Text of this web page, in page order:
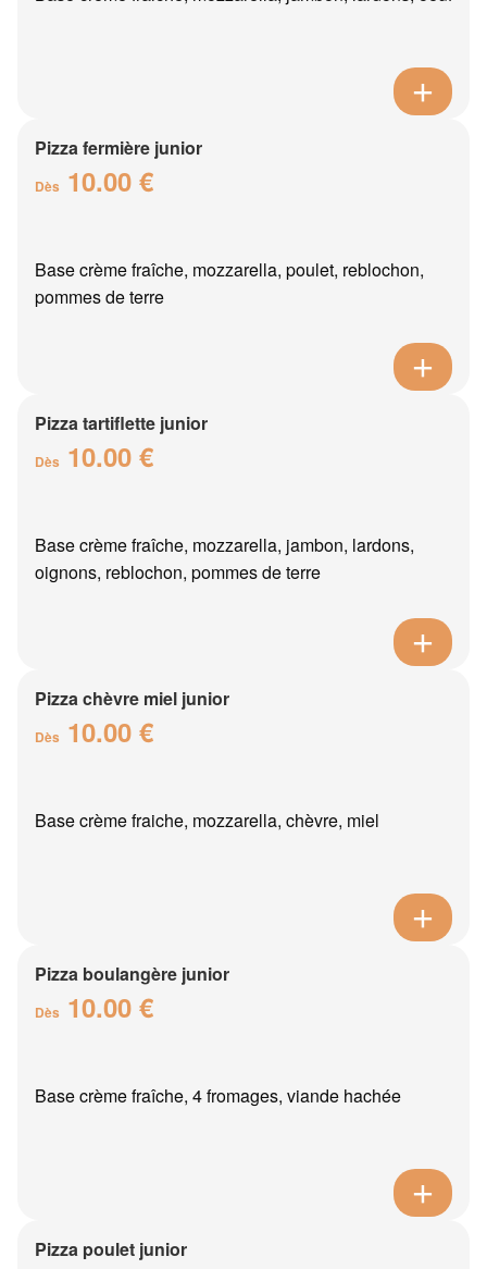
Pizza fermière junior
Dès 10.00 €
Base crème fraîche, mozzarella, poulet, reblochon,
pommes de terre
Pizza tartiflette junior
Dès 10.00 €
Base crème fraîche, mozzarella, jambon, lardons,
oignons, reblochon, pommes de terre
Pizza chèvre miel junior
Dès 10.00 €
Base crème fraiche, mozzarella, chèvre, miel
Pizza boulangère junior
Dès 10.00 €
Base crème fraîche, 4 fromages, viande hachée
Pizza poulet junior